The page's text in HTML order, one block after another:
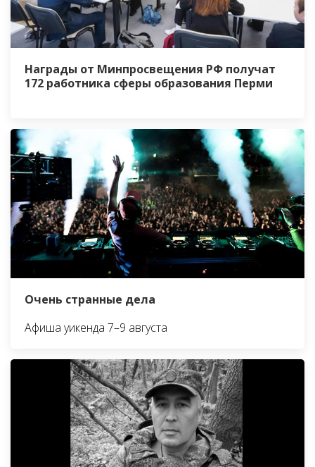
Награды от Минпросвещения РФ получат
172 работника сферы образования Перми
Очень странные дела
Афиша уикенда 7–9 августа